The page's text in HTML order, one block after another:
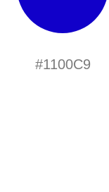
#1100C9